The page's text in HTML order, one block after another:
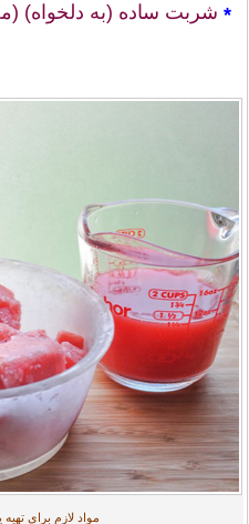
* شربت ساده (به دلخواه)
مواد لازم برای